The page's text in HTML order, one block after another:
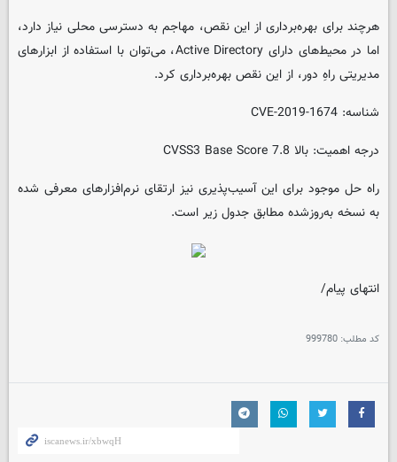
هرچند برای بهره‌برداری از این نقص، مهاجم به دسترسی محلی نیاز دارد،
اما در محیط‌های دارای Active Directory، می‌توان با استفاده از ابزارهای
مدیریتی راهِ دور، از این نقص بهره‌برداری کرد.
شناسه: CVE-2019-1674
درجه اهمیت: بالا CVSS3 Base Score 7.8
راه حل موجود برای این آسیب‌پذیری نیز ارتقای نرم‌افزارهای معرفی شده
به نسخه به‌روزشده مطابق جدول زیر است.
انتهای پیام/
کد مطلب: 999780